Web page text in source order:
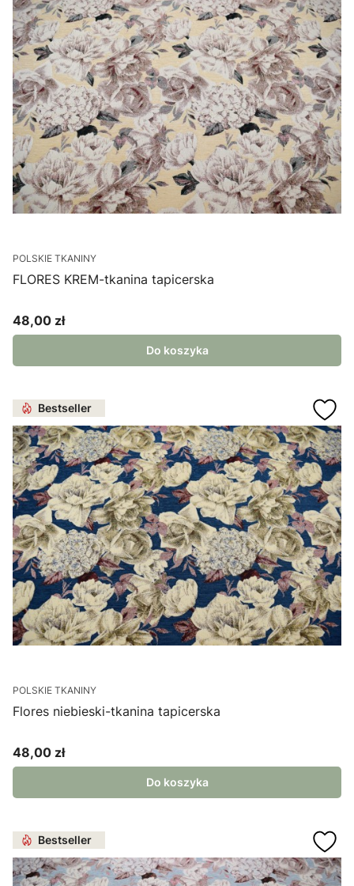
POLSKIE TKANINY
FLORES KREM-tkanina tapicerska
Cena
48,00 zł
Do koszyka
Bestseller
POLSKIE TKANINY
Flores niebieski-tkanina tapicerska
Cena
48,00 zł
Do koszyka
Bestseller